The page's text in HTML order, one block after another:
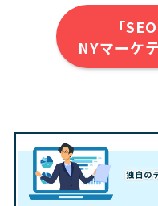
「
NYマーケ